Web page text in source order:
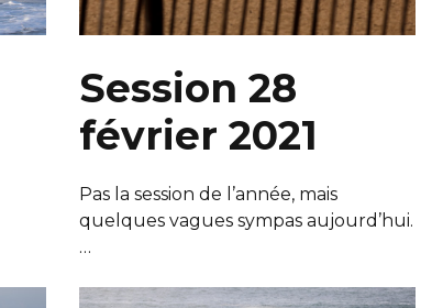
Session 28
février 2021
Pas la session de l’année, mais
quelques vagues sympas aujourd’hui.
…